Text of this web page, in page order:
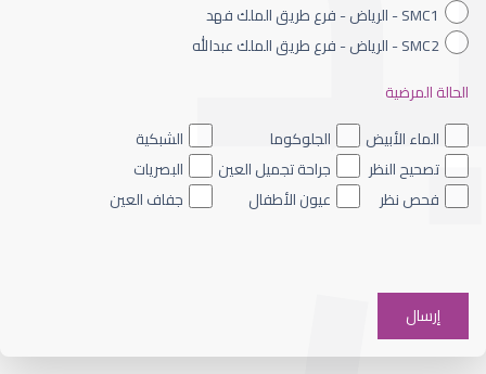
الجراحة التجميلية للعيون
SMC1 - الرياض - فرع طريق الملك فهد
SMC2 - الرياض - فرع طريق الملك عبدالله
الحالة المرضية
الماء الأبيض
الجلوكوما
الشبكية
تصحيح النظر
جراحة تجميل العين
البصريات
فحص نظر
عيون الأطفال جفاف العين